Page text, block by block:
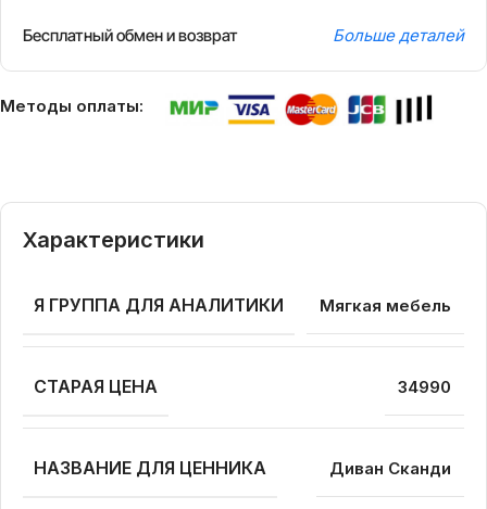
Бесплатный обмен и возврат Больше деталей
Методы оплаты:
Характеристики
Я ГРУППА ДЛЯ АНАЛИТИКИ Мягкая мебель
СТАРАЯ ЦЕНА 34990
НАЗВАНИЕ ДЛЯ ЦЕННИКА Диван Сканди